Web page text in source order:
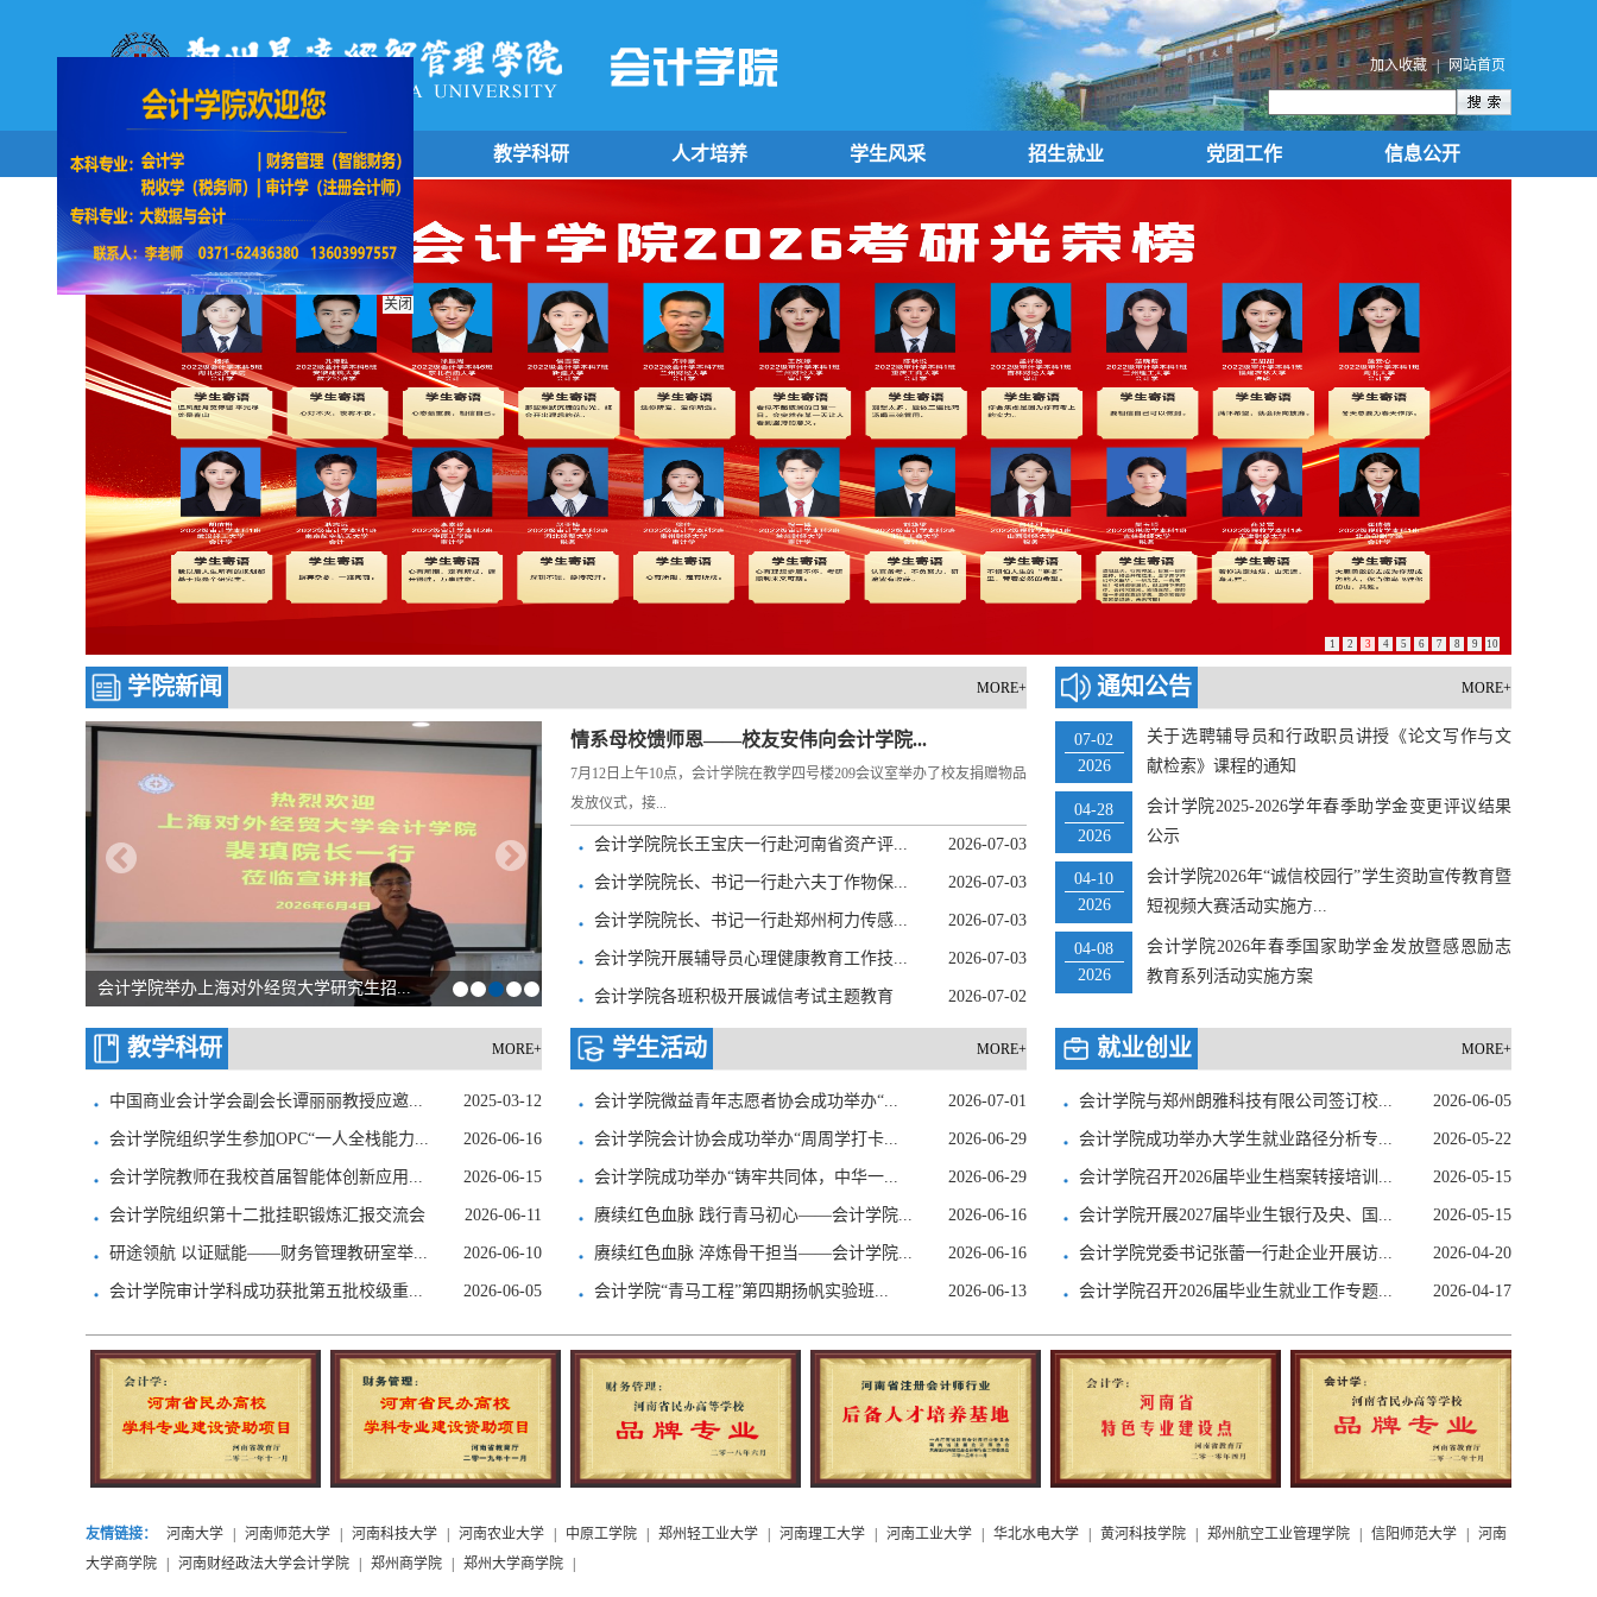
关闭
加入收藏 | 网站首页
学院首页 学院概况 教学科研 人才培养 学生风采 招生就业 党团工作 信息公开
1 2 3 4 5 6 7 8 9 10
学院新闻 MORE+
会计学院成功举办“铸牢共同体，中华一... 会计学院举办第一届会计知识竞赛 会计学院开展“愚公精神铸魂，坚守师德...
情系母校馈师恩——校友安伟向会计学院...
7月12日上午10点，会计学院在教学四号楼209会议室举办了校友捐赠物品
发放仪式，接...
会计学院院长王宝庆一行赴河南省资产评... 2026-07-03
会计学院院长、书记一行赴六夫丁作物保... 2026-07-03
会计学院院长、书记一行赴郑州柯力传感... 2026-07-03
会计学院开展辅导员心理健康教育工作技... 2026-07-03
会计学院各班积极开展诚信考试主题教育 2026-07-02
通知公告 MORE+
07-02
2026
关于选聘辅导员和行政职员讲授《论文写作与文
献检索》课程的通知
04-28
2026
会计学院2025-2026学年春季助学金变更评议结果
公示
04-10
2026
会计学院2026年“诚信校园行”学生资助宣传教育暨
短视频大赛活动实施方...
04-08
2026
会计学院2026年春季国家助学金发放暨感恩励志
教育系列活动实施方案
教学科研 MORE+
中国商业会计学会副会长谭丽丽教授应邀... 2025-03-12
会计学院组织学生参加OPC“一人全栈能力... 2026-06-16
会计学院教师在我校首届智能体创新应用... 2026-06-15
会计学院组织第十二批挂职锻炼汇报交流会 2026-06-11
研途领航 以证赋能——财务管理教研室举... 2026-06-10
会计学院审计学科成功获批第五批校级重... 2026-06-05
学生活动 MORE+
会计学院微益青年志愿者协会成功举办“... 2026-07-01
会计学院会计协会成功举办“周周学打卡... 2026-06-29
会计学院成功举办“铸牢共同体，中华一... 2026-06-29
赓续红色血脉 践行青马初心——会计学院... 2026-06-16
赓续红色血脉 淬炼骨干担当——会计学院... 2026-06-16
会计学院“青马工程”第四期扬帆实验班... 2026-06-13
就业创业 MORE+
会计学院与郑州朗雅科技有限公司签订校... 2026-06-05
会计学院成功举办大学生就业路径分析专... 2026-05-22
会计学院召开2026届毕业生档案转接培训... 2026-05-15
会计学院开展2027届毕业生银行及央、国... 2026-05-15
会计学院党委书记张蕾一行赴企业开展访... 2026-04-20
会计学院召开2026届毕业生就业工作专题... 2026-04-17
友情链接： 河南大学 河南师范大学 河南科技大学 河南农业大学 中原工学院 郑州轻工业大学 河南理工大学 河南工业大学 华北水电大学 黄河科技学院 郑州航空工业管理学院 信阳师范大学
河南
大学商学院
河南财经政法大学会计学院 郑州商学院 郑州大学商学院